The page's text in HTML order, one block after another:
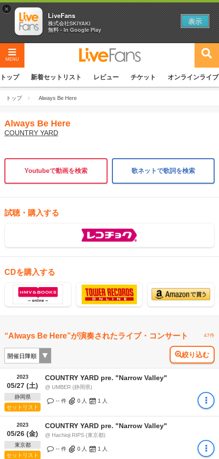
MENU
トップ 新着セットリスト レビュー チケット オンラインライブ
トップ Always Be Here
Always Be Here
COUNTRY YARD
Youtubeで動画を検索 歌ネットで歌詞を検索
試聴・購入する
CDを購入する
“Always Be Here”が演奏されたライブ・コンサート 47件
絞り込む
2023
05/27 (土)
静岡県
セットリスト
COUNTRY YARD pre. "Narrow Valley"
@ UMBER (静岡県)
-- 件 0 人 1 人
2023
05/26 (金)
東京都
セットリスト
COUNTRY YARD pre. "Narrow Valley"
@ Hachioji RIPS (東京都)
-- 件 0 人 1 人
×
LiveFans
株式会社SKIYAKI
無料 - In Google Play
表示